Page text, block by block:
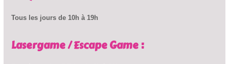
Tous les jours de 10h à 19h
Lasergame / Escape Game :